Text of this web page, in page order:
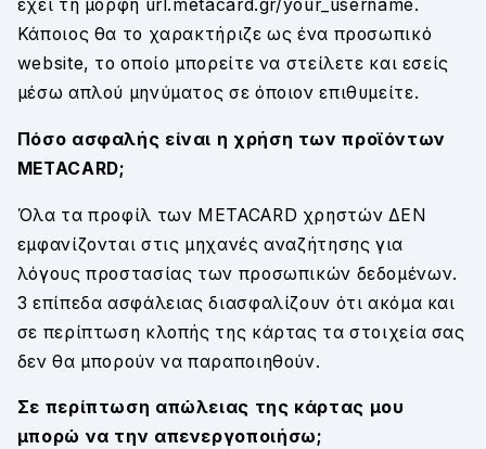
έχει τη μορφή url.metacard.gr/your_username.
Κάποιος θα το χαρακτήριζε ως ένα προσωπικό
website, το οποίο μπορείτε να στείλετε και εσείς
μέσω απλού μηνύματος σε όποιον επιθυμείτε.
Πόσο ασφαλής είναι η χρήση των προϊόντων
METACARD;
Όλα τα προφίλ των METACARD χρηστών ΔΕΝ
εμφανίζονται στις μηχανές αναζήτησης για
λόγους προστασίας των προσωπικών δεδομένων.
3 επίπεδα ασφάλειας διασφαλίζουν ότι ακόμα και
σε περίπτωση κλοπής της κάρτας τα στοιχεία σας
δεν θα μπορούν να παραποιηθούν.
Σε περίπτωση απώλειας της κάρτας μου
μπορώ να την απενεργοποιήσω;